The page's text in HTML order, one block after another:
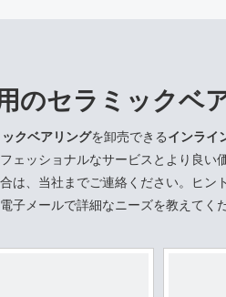
のセラミックベ
クベアリングを卸売できるインライ
ェッショナルなサービスとより良い
は、当社までご連絡ください。ヒ
子メールで詳細なニーズを教えて